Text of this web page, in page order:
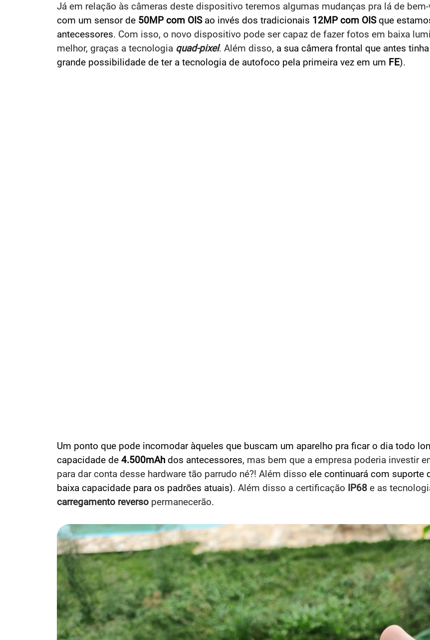
Já em relação às câmeras deste dispositivo teremos algumas mudanças pra lá de
com um sensor de 50MP com OIS ao invés dos tradicionais 12MP com OISque
antecessores. Com isso, o novo dispositivo pode ser capaz de fazer fotos em baixa
melhor, graças a tecnologia quad-pixel. Além disso, a sua câmera frontal que antes tinha
grande possibilidade de ter a tecnologia de autofoco pela primeira vez em um FE).
Um ponto que pode incomodar àqueles que buscam um aparelho pra ficar o dia todo
capacidade de 4.500mAh dos antecessores, mas bem que a empresa poderia investir
para dar conta desse hardware tão parrudo né?! Além disso ele continuará com suporte
baixa capacidade para os padrões atuais). Além disso a certificação IP68 e as
carregamento reverso permanecerão.